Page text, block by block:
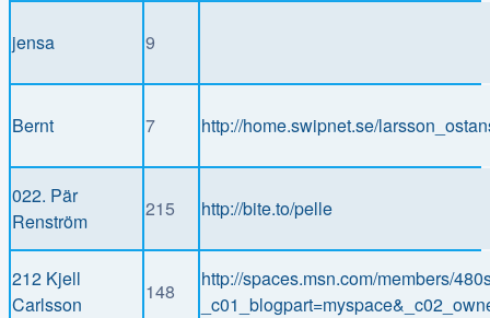
jensa 9
Bernt 7 http://home.swipnet.se/
022. Pär
Renström
215 http://bite.to/pelle
212 Kjell
Carlsson
148
http://spaces.msn.com/members/